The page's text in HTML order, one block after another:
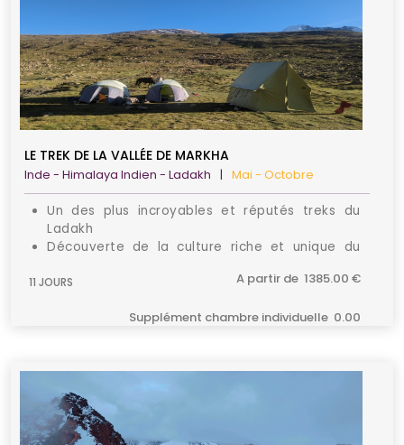
LE TREK DE LA VALLÉE DE MARKHA
Inde - Himalaya Indien - Ladakh | Mai - Octobre
Un des plus incroyables et réputés treks du
Ladakh
Découverte de la culture riche et unique du
Cadre florissant avec les cours d’eau, les
11 JOURS A partir de 1385.00 €
Supplément chambre individuelle 0.00